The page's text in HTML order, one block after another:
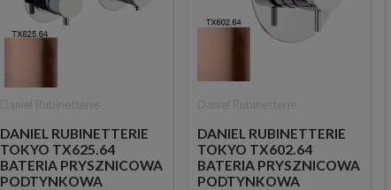
DANIEL RUBINETTERIE
TOKYO TX625.64
BATERIA PRYSZNICOWA
PODTYNKOWA
DANIEL RUBINETTERIE
TOKYO TX602.64
BATERIA PRYSZNICOWA
PODTYNKOWA